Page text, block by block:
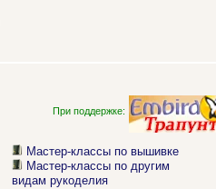
При поддержке:
Мастер-классы по вышивке
Мастер-классы по другим
видам рукоделия